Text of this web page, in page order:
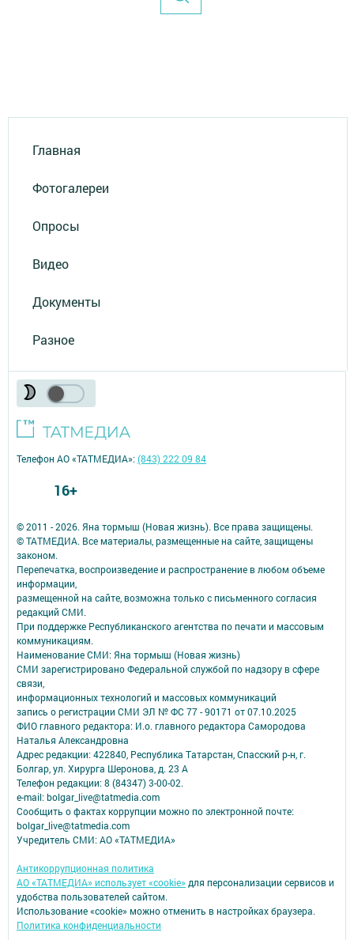
Главная
Фотогалереи
Опросы
Видео
Документы
Разное
© 2011 - 2026. Яна тормыш (Новая жизнь). Все права защищены.
© ТАТМЕДИА. Все материалы, размещенные на сайте, защищены
законом.
Перепечатка, воспроизведение и распространение в любом объеме
информации,
размещенной на сайте, возможна только с письменного согласия
редакций СМИ.
При поддержке Республиканского агентства по печати и массовым
коммуникациям.
Наименование СМИ: Яна тормыш (Новая жизнь)
СМИ зарегистрировано Федеральной службой по надзору в сфере
связи,
информационных технологий и массовых коммуникаций
запись о регистрации СМИ ЭЛ № ФС 77 - 90171 от 07.10.2025
ФИО главного редактора: И.о. главного редактора Самородова
Наталья Александровна
Адрес редакции: 422840, Республика Татарстан, Спасский р-н, г.
Болгар, ул. Хирурга Шеронова, д. 23 А
Телефон редакции: 8 (84347) 3-00-02.
e-mail: bolgar_live@tatmedia.com
Сообщить о фактах коррупции можно по электронной почте:
bolgar_live@tatmedia.com
Учредитель СМИ: АО «ТАТМЕДИА»
Антикоррупционная политика
АО «ТАТМЕДИА» использует «cookie» для персонализации сервисов и
удобства пользователей сайтом.
Использование «cookie» можно отменить в настройках браузера.
Политика конфиденциальности
Телефон АО «ТАТМЕДИА»:(843) 222 09 84
16+